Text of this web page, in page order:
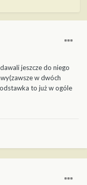
jeszcze do niego
w dwóch
to już w ogóle